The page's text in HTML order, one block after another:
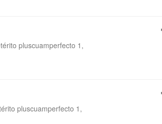
pluscuamperfecto 1,
pluscuamperfecto 1,